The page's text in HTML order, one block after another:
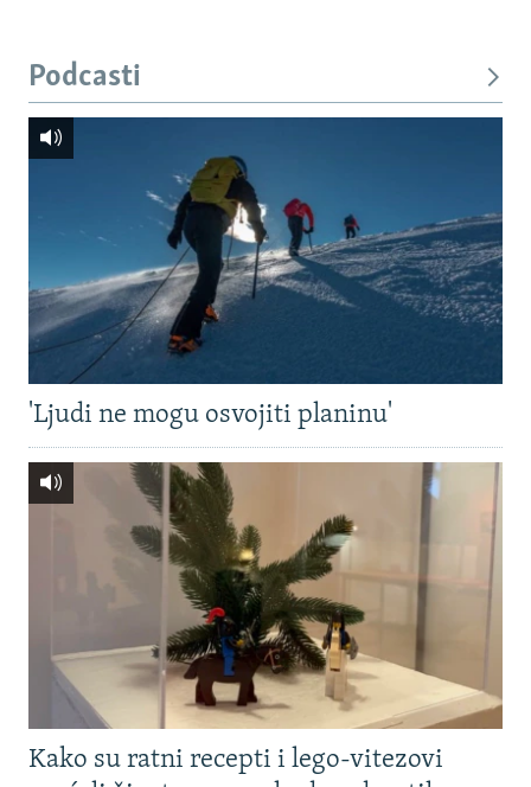
Podcasti
'Ljudi ne mogu osvojiti planinu'
Kako su ratni recepti i lego-vitezovi